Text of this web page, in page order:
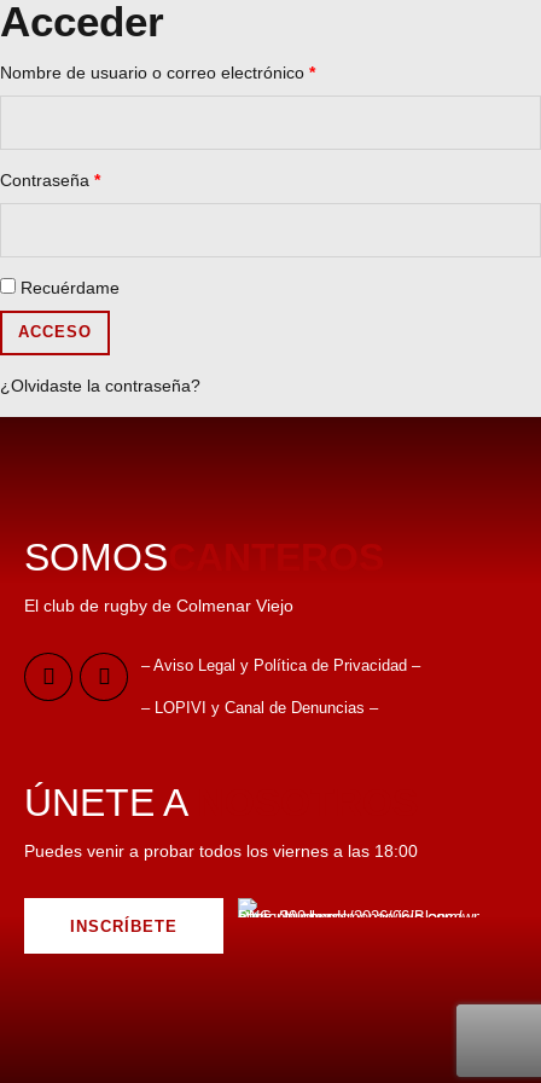
Acceder
Nombre de usuario o correo electrónico *Obligatorio
Contraseña *Obligatorio
Recuérdame
ACCESO
¿Olvidaste la contraseña?
SOMOSCANTEROS
El club de rugby de Colmenar Viejo
– Aviso Legal y Política de Privacidad –
– LOPIVI y Canal de Denuncias –
ÚNETE A
Puedes venir a probar todos los viernes a las 18:00
INSCRÍBETE